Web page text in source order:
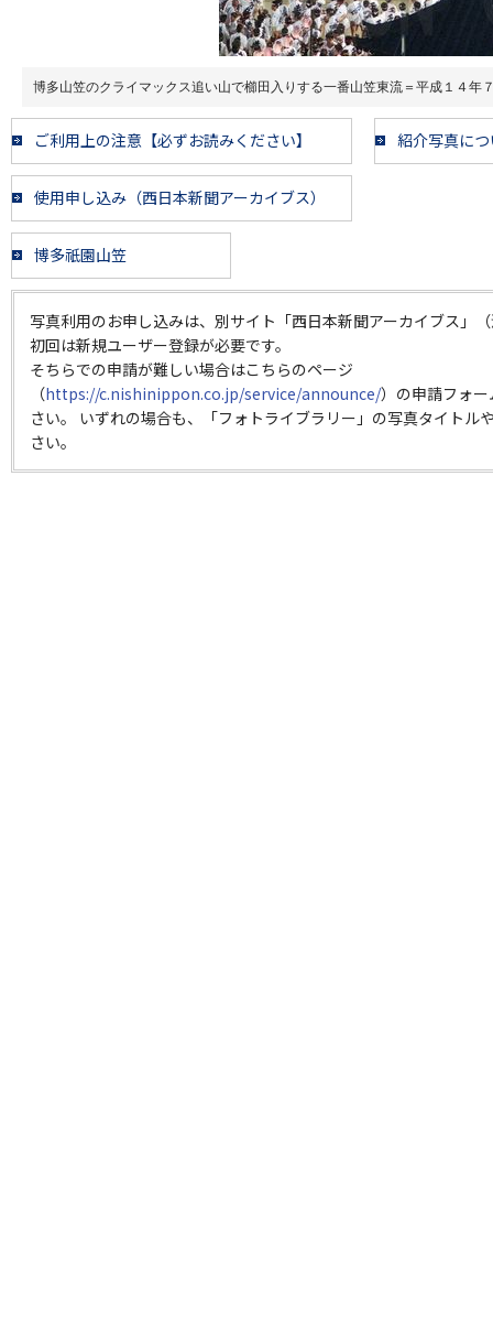
博多山笠のクライマックス追い山で櫛田入りする一番山笠東流＝平成１４年
ご利用上の注意【必ずお読みください】 紹介写真に
使用申し込み（西日本新聞アーカイブス）
博多祇園山笠
写真利用のお申し込みは、別サイト「西日本新聞アーカイブス」
初回は新規ユーザー登録が必要です。
そちらでの申請が難しい場合はこちらのページ
（https://c.nishinippon.co.jp/service/announce/）の申請フォ
さい。 いずれの場合も、「フォトライブラリー」の写真タイトル
さい。